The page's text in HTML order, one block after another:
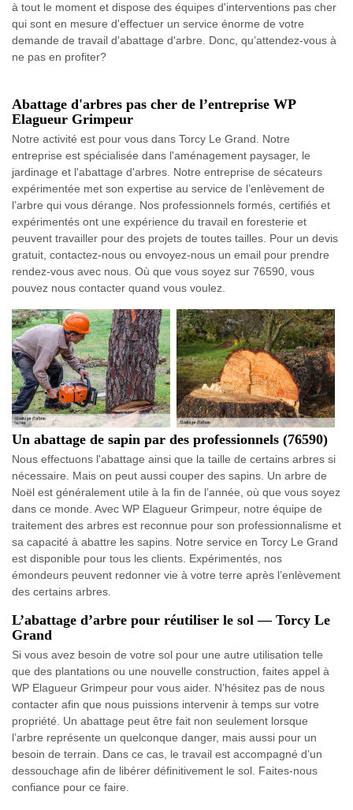
à tout le moment et dispose des équipes d'interventions pas cher
qui sont en mesure d'effectuer un service énorme de votre
demande de travail d'abattage d'arbre. Donc, qu’attendez-vous à
ne pas en profiter?
Abattage d'arbres pas cher de l’entreprise WP
Elagueur Grimpeur
Notre activité est pour vous dans Torcy Le Grand. Notre
entreprise est spécialisée dans l'aménagement paysager, le
jardinage et l'abattage d'arbres. Notre entreprise de sécateurs
expérimentée met son expertise au service de l’enlèvement de
l’arbre qui vous dérange. Nos professionnels formés, certifiés et
expérimentés ont une expérience du travail en foresterie et
peuvent travailler pour des projets de toutes tailles. Pour un devis
gratuit, contactez-nous ou envoyez-nous un email pour prendre
rendez-vous avec nous. Où que vous soyez sur 76590, vous
pouvez nous contacter quand vous voulez.
Un abattage de sapin par des professionnels (76590)
Nous effectuons l'abattage ainsi que la taille de certains arbres si
nécessaire. Mais on peut aussi couper des sapins. Un arbre de
Noël est généralement utile à la fin de l’année, où que vous soyez
dans ce monde. Avec WP Elagueur Grimpeur, notre équipe de
traitement des arbres est reconnue pour son professionnalisme et
sa capacité à abattre les sapins. Notre service en Torcy Le Grand
est disponible pour tous les clients. Expérimentés, nos
émondeurs peuvent redonner vie à votre terre après l’enlèvement
des certains arbres.
L’abattage d’arbre pour réutiliser le sol — Torcy Le
Grand
Si vous avez besoin de votre sol pour une autre utilisation telle
que des plantations ou une nouvelle construction, faites appel à
WP Elagueur Grimpeur pour vous aider. N’hésitez pas de nous
contacter afin que nous puissions intervenir à temps sur votre
propriété. Un abattage peut être fait non seulement lorsque
l’arbre représente un quelconque danger, mais aussi pour un
besoin de terrain. Dans ce cas, le travail est accompagné d’un
dessouchage afin de libérer définitivement le sol. Faites-nous
confiance pour ce faire.